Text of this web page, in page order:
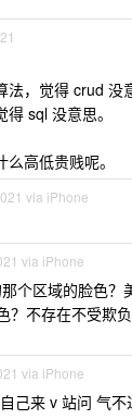
，觉得 crud 没
sql 没意思。
高低贵贱呢。
via iPhone
via iPhone
个区域的脸色？
？不存在不受欺
via iPhone
己来 v 站问 气